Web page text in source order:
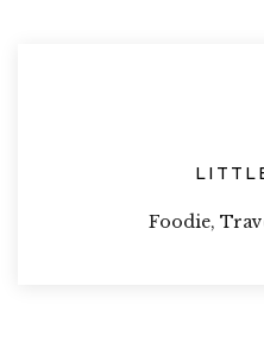
Foodie,